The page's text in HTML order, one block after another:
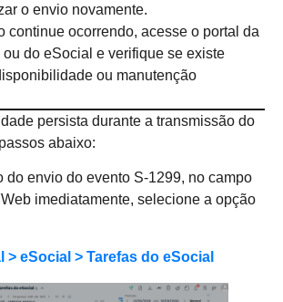
o envio novamente.
continue ocorrendo, acesse o portal da
ou do eSocial e verifique se existe
ou manutenção
persista durante a transmissão do
abaixo:
do envio do evento S-1299, no campo
imediatamente, selecione a opção
> eSocial > Tarefas do eSocial